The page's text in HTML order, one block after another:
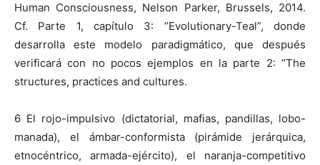
Human Consciousness, Nelson Parker, Brussels, 2014.
Cf. Parte 1, capítulo 3: ”Evolutionary-Teal”, donde
desarrolla este modelo paradigmático, que después
verificará con no pocos ejemplos en la parte 2: “The
structures, practices and cultures.
6 El rojo-impulsivo (dictatorial, mafias, pandillas, lobo-
manada), el ámbar-conformista (pirámide jerárquica,
etnocéntrico, armada-ejército), el naranja-competitivo